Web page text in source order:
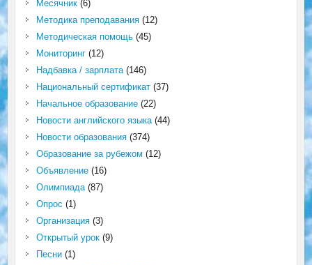
Месячник(6)
Методика преподавания(12)
Методическая помощь(45)
Мониторинг(12)
Надбавка / зарплата(146)
Национальный сертификат(37)
Начальное образование(22)
Новости английского языка(44)
Новости образования(374)
Образование за рубежом (12)
Объявление(16)
Олимпиада(87)
Опрос (1)
Организация(3)
Открытый урок(9)
Песни(1)